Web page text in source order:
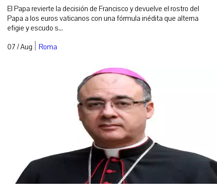
El Papa revierte la decisión de Francisco y devuelve el rostro del
Papa a los euros vaticanos con una fórmula inédita que alterna
efigie y escudo s...
07 / Aug | Roma